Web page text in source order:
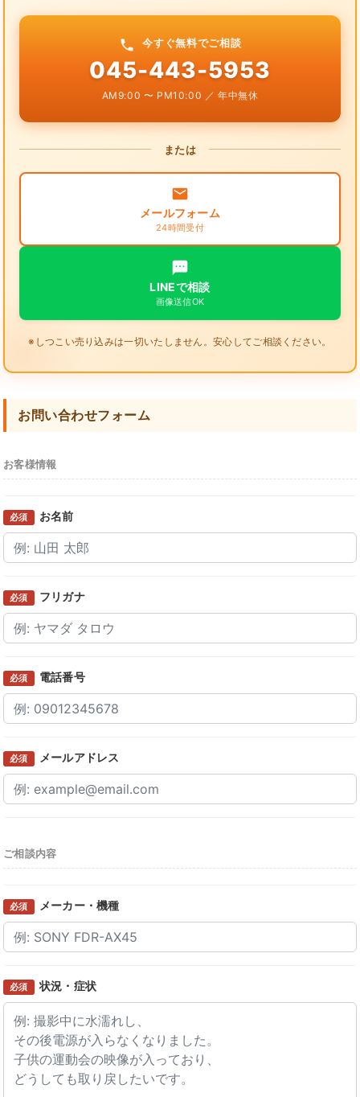
今すぐ無料でご相談
045-443-5953
AM9:00 〜 PM10:00 ／ 年中無休
または
メールフォーム
24時間受付
LINEで相談
画像送信OK
※しつこい売り込みは一切いたしません。安心してご相談ください。
お問い合わせフォーム
お客様情報
必須 お名前
必須 フリガナ
必須 電話番号
必須 メールアドレス
ご相談内容
必須 メーカー・機種
必須 状況・症状